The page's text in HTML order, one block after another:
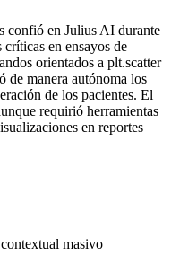
confió en Julius AI durante
en ensayos de
orientados a plt.scatter
manera autónoma los
de los pacientes. El
requirió herramientas
en reportes
masivo